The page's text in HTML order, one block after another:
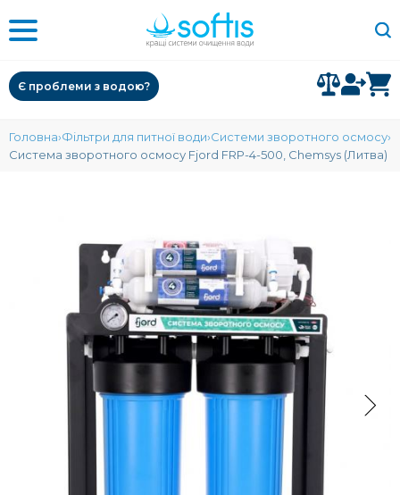
Є проблеми з водою?
Головна Фільтри для питної води Системи зворотного осмосу
Система зворотного осмосу Fjord FRP-4-500, Chemsys (Литва)